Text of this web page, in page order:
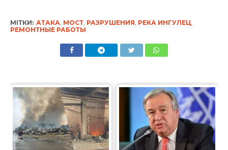
МІТКИ: АТАКА МОСТ, РАЗРУШЕНИЯ РЕКА ИНГУЛЕЦ,
РЕМОНТНЫЕ РАБОТЫ